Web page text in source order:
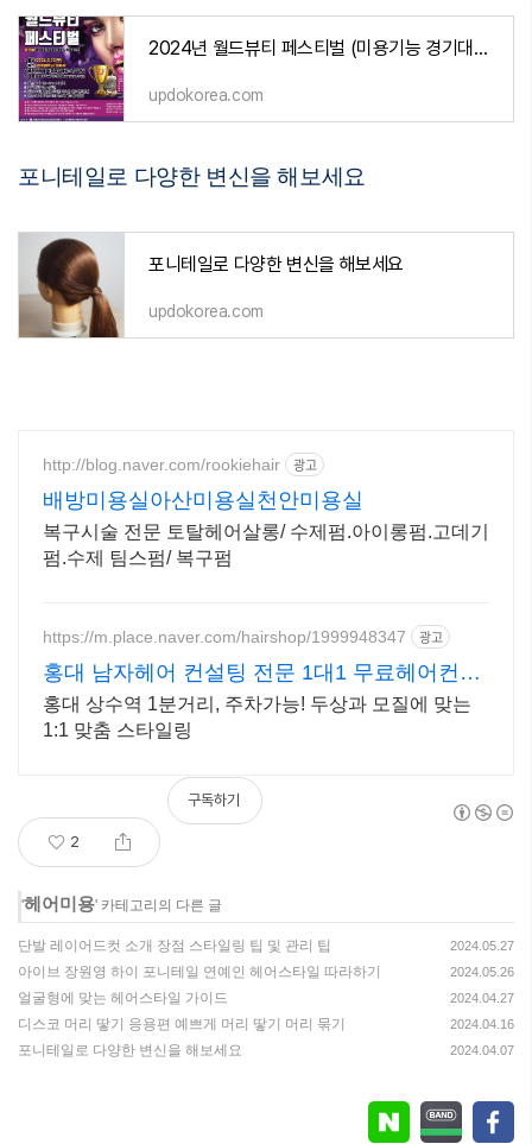
2024년 월드뷰티 페스티벌 (미용기능 경기대회, 작품 공모전)
updokorea.com
포니테일로 다양한 변신을 해보세요
포니테일로 다양한 변신을 해보세요
updokorea.com
http://blog.naver.com/rookiehair 광고
배방미용실아산미용실천안미용실
복구시술 전문 토탈헤어살롱/ 수제펌.아이롱펌.고데기
펌.수제 팀스펌/ 복구펌
https://m.place.naver.com/hairshop/1999948347 광고
홍대 남자헤어 컨설팅 전문 1대1 무료헤어컨설
팅
홍대 상수역 1분거리, 주차가능! 두상과 모질에 맞는
1:1 맞춤 스타일링
2
구독하기
'헤어미용' 카테고리의 다른 글
단발 레이어드컷 소개 장점 스타일링 팁 및 관리 팁 2024.05.27
아이브 장원영 하이 포니테일 연예인 헤어스타일 따라하기 2024.05.26
얼굴형에 맞는 헤어스타일 가이드 2024.04.27
디스코 머리 땋기 응용편 예쁘게 머리 땋기 머리 묶기 2024.04.16
포니테일로 다양한 변신을 해보세요 2024.04.07